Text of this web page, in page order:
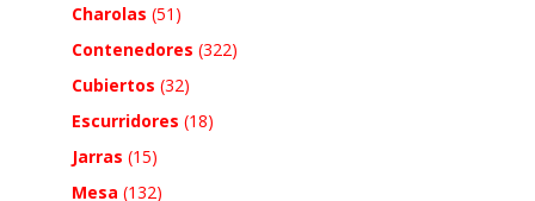
Charolas (51)
Contenedores (322)
Cubiertos (32)
Escurridores (18)
Jarras (15)
Mesa (132)